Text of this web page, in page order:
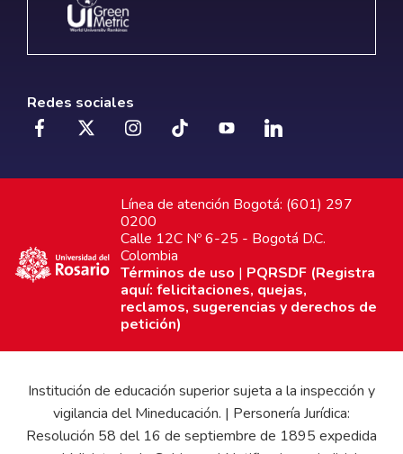
Redes sociales
Línea de atención Bogotá: (601) 297
0200
Calle 12C Nº 6-25 - Bogotá D.C.
Colombia
Términos de uso | PQRSDF (Registra
aquí: felicitaciones, quejas,
reclamos, sugerencias y derechos de
petición)
Institución de educación superior sujeta a la inspección y
vigilancia del Mineducación. | Personería Jurídica:
Resolución 58 del 16 de septiembre de 1895 expedida